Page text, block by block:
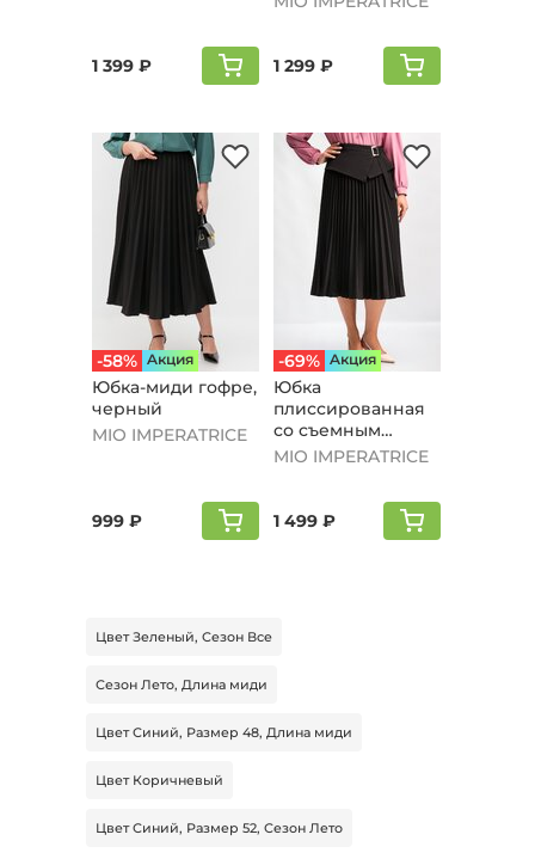
1 399 ₽ 1 299 ₽
-58% Aкция
Юбка-миди гофре,
черный
MIO IMPERATRICE
999 ₽
-69% Aкция
Юбка
плиссированная
со съемным
поясом, черный
MIO IMPERATRICE
1 499 ₽
Цвет Зеленый, Сезон Все
Сезон Лето, Длина миди
Цвет Синий, Размер 48, Длина миди
Цвет Коричневый
Цвет Синий, Размер 52, Сезон Лето